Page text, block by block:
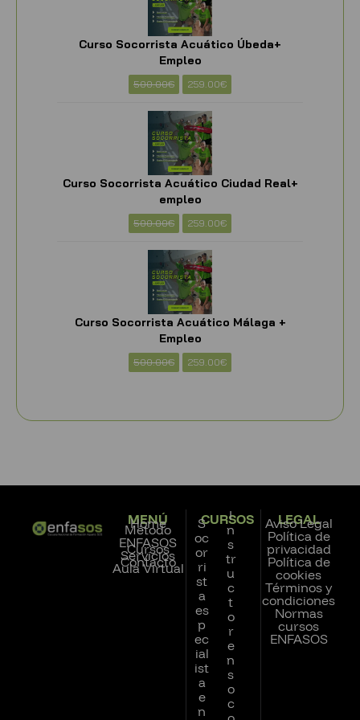
Curso Socorrista Acuático Úbeda+
Empleo
500.00€ 259.00€
Curso Socorrista Acuático Ciudad Real+
empleo
500.00€ 259.00€
Curso Socorrista Acuático Málaga +
Empleo
500.00€ 259.00€
MENÚ
Home
Método
ENFASOS
Cursos
Servicios
Contacto
Aula Virtual
CURSOS
S
oc
or
ri
st
a
es
p
ec
ial
ist
a
e
n
I
n
s
tr
u
c
t
o
r
e
n
s
o
c
LEGAL
Aviso Legal
Política de
privacidad
Política de
cookies
Términos y
condiciones
Normas
cursos
ENFASOS